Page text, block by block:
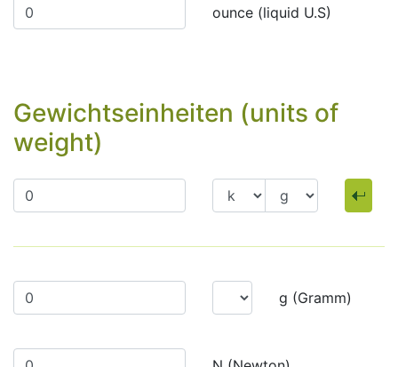
ounce (liquid U.S)
Gewichtseinheiten (units of
weight)
g (Gramm)